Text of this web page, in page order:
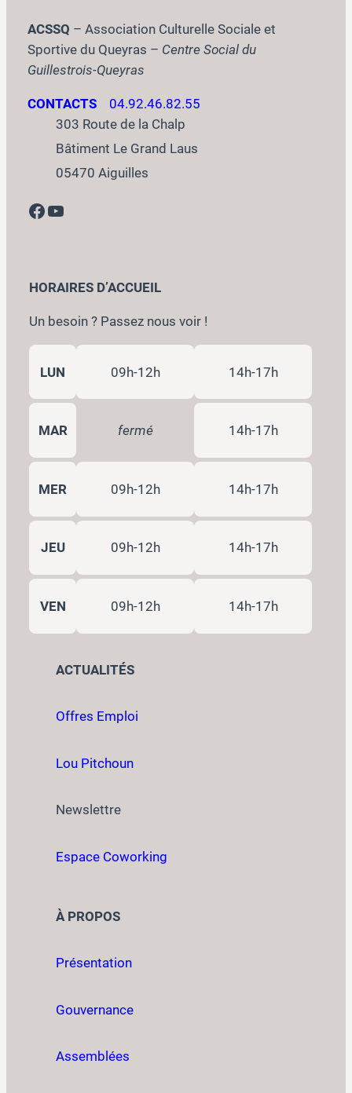
ACSSQ – Association Culturelle Sociale et
Sportive du Queyras – Centre Social du
Guillestrois-Queyras
CONTACTS
04.92.46.82.55
303 Route de la Chalp
Bâtiment Le Grand Laus
05470 Aiguilles
Facebook YouTube
HORAIRES D’ACCUEIL
Un besoin ? Passez nous voir !
LUN 09h-12h 14h-17h
MAR fermé 14h-17h
MER 09h-12h 14h-17h
JEU 09h-12h 14h-17h
VEN 09h-12h 14h-17h
ACTUALITÉS
Offres Emploi
Lou Pitchoun
Newslettre
Espace Coworking
À PROPOS
Présentation
Gouvernance
Assemblées